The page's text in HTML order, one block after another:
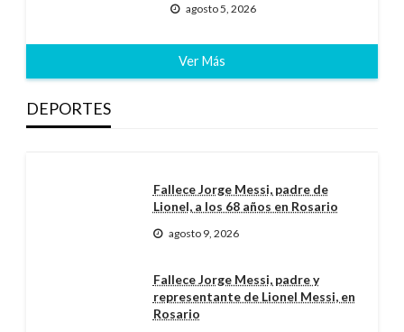
agosto 5, 2026
Ver Más
DEPORTES
Fallece Jorge Messi, padre de
Lionel, a los 68 años en Rosario
agosto 9, 2026
Fallece Jorge Messi, padre y
representante de Lionel Messi, en
Rosario